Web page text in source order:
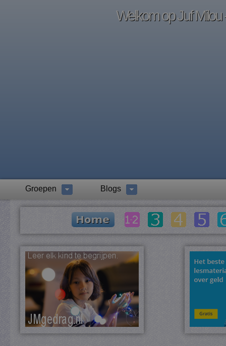
Welkom op Juf Milou
Groepen Blogs